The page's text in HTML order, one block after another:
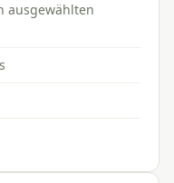
ausgewählten